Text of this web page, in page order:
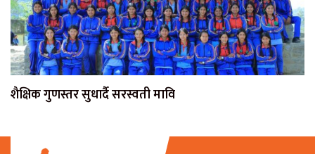
शैक्षिक गुणस्तर सुधार्दै सरस्वती मावि